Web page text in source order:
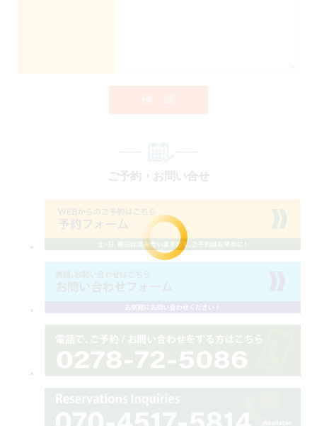
確 認
ご予約・お問い合せ